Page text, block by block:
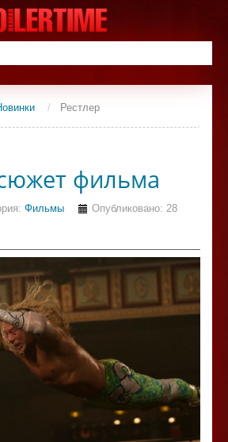
/ Рестлер
фильма
Фильмы
Опубликовано: 28